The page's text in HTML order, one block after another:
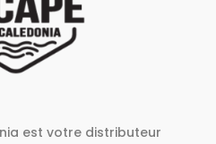
est votre distributeur